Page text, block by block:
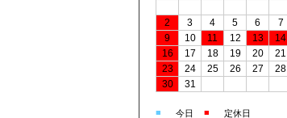
2
3 4 5 6 7
9
10 11 12 13 14
16
17 18 19 20 21
23
24 25 26 27 28
30
31
■ 今日 ■ 定休日